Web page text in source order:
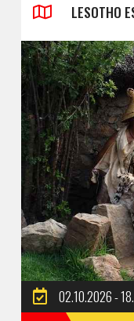
LESOTHO
02.10.2026 -